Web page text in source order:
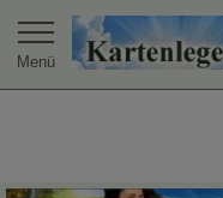
Warning
: Undefined
/var/www/html/jk/